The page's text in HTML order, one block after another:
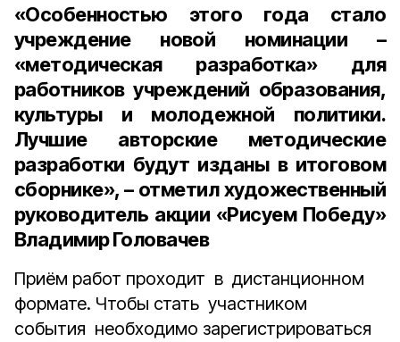
«Особенностью этого года стало
учреждение новой номинации –
«методическая разработка» для
работников учреждений образования,
культуры и молодежной политики.
Лучшие авторские методические
разработки будут изданы в итоговом
сборнике», – отметил художественный
руководитель акции «Рисуем Победу»
Владимир Головачев
Приём работ проходит в дистанционном
формате. Чтобы стать участником
события необходимо зарегистрироваться